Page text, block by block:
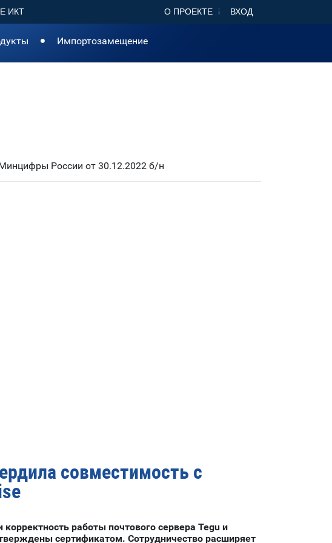
ИКТ О ПРОЕКТЕ ВХОД
Импортозамещение
России от 30.12.2022 б/н
совместимость с
работы почтового сервера Tegu и
сертификатом. Сотрудничество расширяет